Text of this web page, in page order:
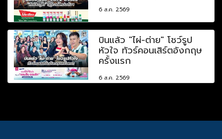
6 ส.ค. 2569
บินแล้ว "ไผ่-ต่าย" โชว์รูป
หัวใจ ทัวร์คอนเสิร์ตอังกฤษ
ครั้งแรก
6 ส.ค. 2569